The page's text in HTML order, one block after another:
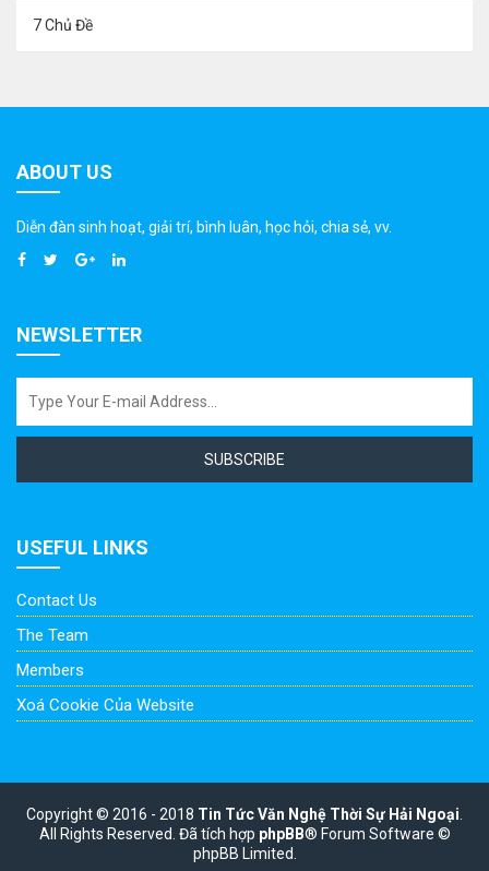
7 Chủ Đề
ABOUT US
Diễn đàn sinh hoạt, giải trí, bình luân, học hỏi, chia sẻ, vv.
NEWSLETTER
SUBSCRIBE
USEFUL LINKS
Contact Us
The Team
Members
Xoá Cookie Của Website
Copyright © 2016 - 2018 Tin Tức Văn Nghệ Thời Sự Hải Ngoại
All Rights Reserved. Đã tích hợp phpBB® Forum Software ©
phpBB Limited.